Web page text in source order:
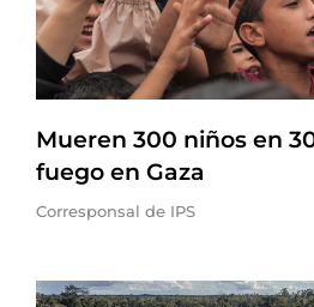
Mueren 300 niños en
fuego en Gaza
Corresponsal de IPS